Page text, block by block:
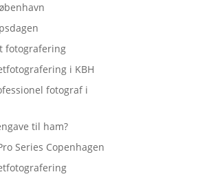
fotografering
i KBH
fotograf i
til ham?
Series Copenhagen